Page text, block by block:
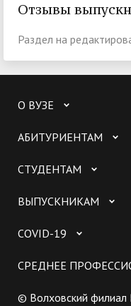
Отзывы
Раздел на
О ВУЗЕ
АБИТУРИЕНТАМ
СТУДЕНТАМ
ВЫПУСКНИКАМ
COVID-19
СРЕДНЕЕ
© Волховский филиал